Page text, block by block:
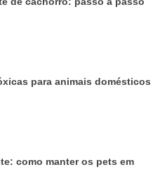
para animais domésticos
como manter os pets em